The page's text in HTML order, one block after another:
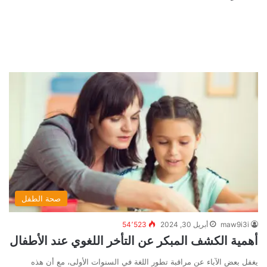
صحة الطفل
maw9i3i أبريل 30, 2024 54٬523
أهمية الكشف المبكر عن التأخر اللغوي عند الأطفال
يغفل بعض الآباء عن مراقبة تطور اللغة في السنوات الأولى، مع أن هذه